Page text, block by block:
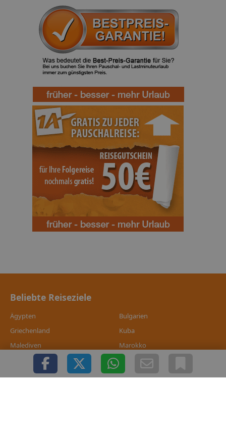
Beliebte Reiseziele
Ägypten
Bulgarien
Griechenland
Kuba
Malediven
Marokko
Seychellen
Spanien
Thailand